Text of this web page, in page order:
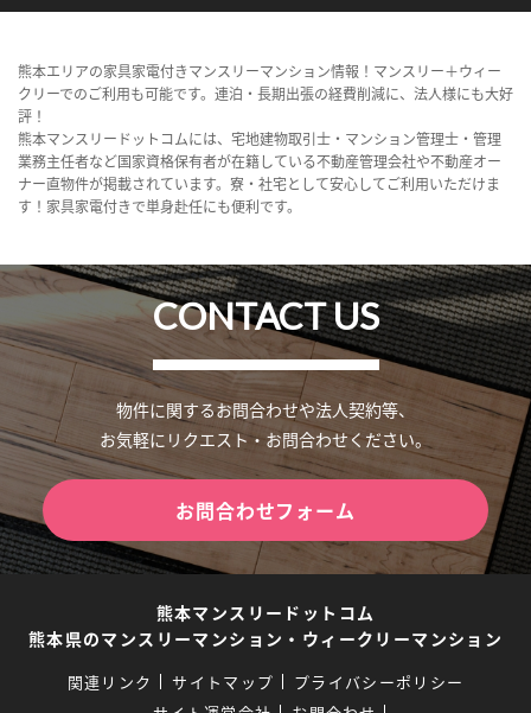
熊本エリアの家具家電付きマンスリーマンション情報！マンスリー＋ウィー
クリーでのご利用も可能です。連泊・長期出張の経費削減に、法人様にも大好
評！
熊本マンスリードットコムには、宅地建物取引士・マンション管理士・管理
業務主任者など国家資格保有者が在籍している不動産管理会社や不動産オー
ナー直物件が掲載されています。寮・社宅として安心してご利用いただけま
す！家具家電付きで単身赴任にも便利です。
CONTACT US
物件に関するお問合わせや法人契約等、
お気軽にリクエスト・お問合わせください。
お問合わせフォーム
熊本マンスリードットコム
熊本県のマンスリーマンション・ウィークリーマンション
関連リンク サイトマップ
プライバシーポリシー